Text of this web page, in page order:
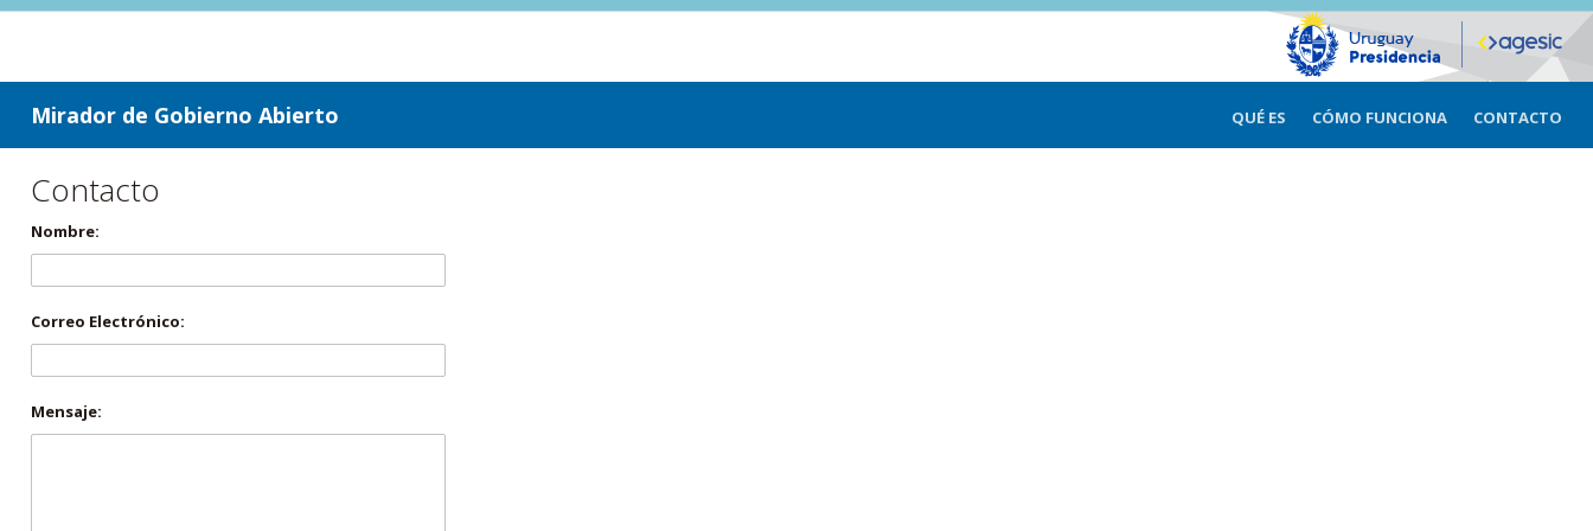
ir a contenido
ir al menú
Mirador de Gobierno Abierto QUÉ ES CÓMO FUNCIONA CONTACTO
Contacto
Nombre:
Correo Electrónico:
Mensaje: